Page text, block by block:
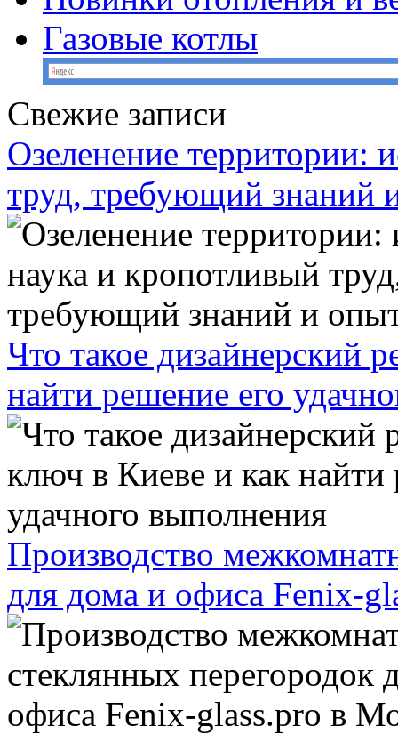
Газовые котлы
Свежие записи
Озеленение территории:
труд, требующий знаний
Что такое дизайнерский
найти решение его
Производство
для дома и офиса Fenix-